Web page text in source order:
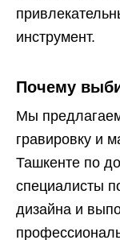
инструмент.
Почему
Мы
гравировку и
Ташкенте по
специалисты
дизайна и